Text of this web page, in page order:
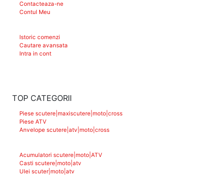
Contacteaza-ne
Contul Meu
Istoric comenzi
Cautare avansata
Intra in cont
TOP CATEGORII
Piese scutere|maxiscutere|moto|cross
Piese ATV
Anvelope scutere|atv|moto|cross
Acumulatori scutere|moto|ATV
Casti scutere|moto|atv
Ulei scuter|moto|atv